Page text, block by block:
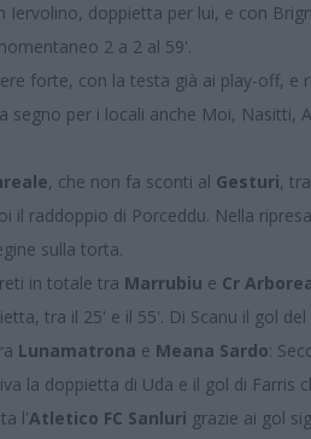
Iervolino, doppietta per lui, e con
2 a 2 al 59'.
forte, con la testa già ai play-off, e
segno per i locali anche Moi, Nasitti,
, che non fa sconti al Gesturi,
il raddoppio di Porceddu. Nella
sulla torta.
in totale tra Marrubiu e Cr
tra il 25' e il 55'. Di Scanu il gol
Lunamatrona e Meana Sardo:
la doppietta di Uda e il gol di Farris
l'Atletico FC Sanluri grazie ai gol